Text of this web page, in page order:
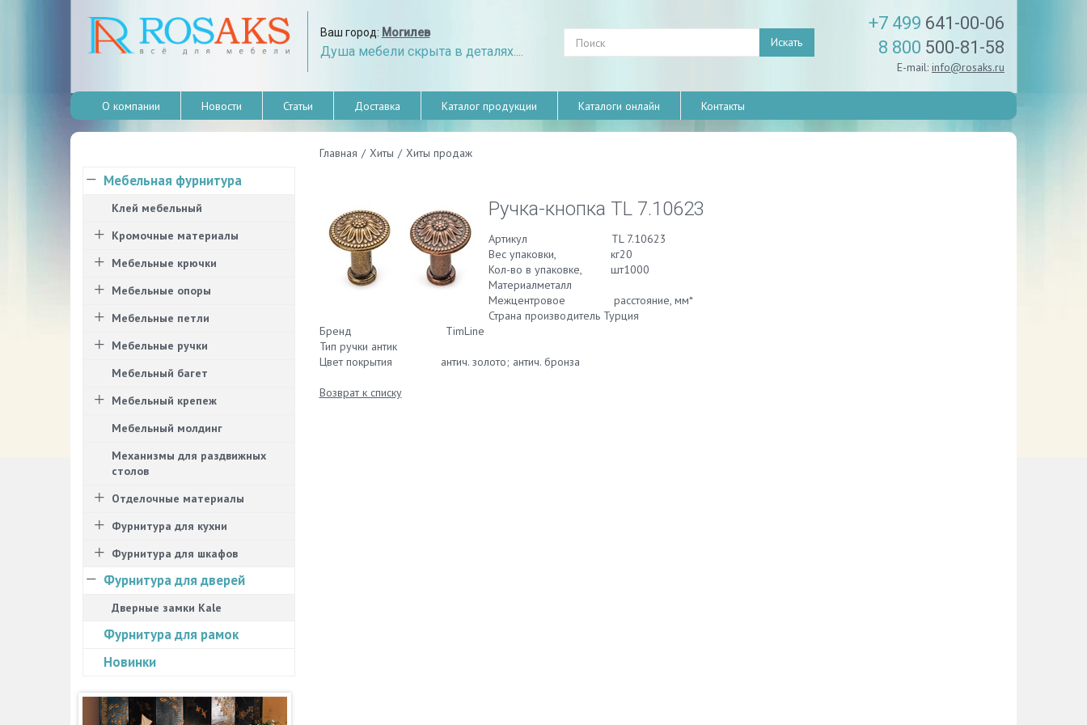
Ваш город: Могилев
Душа мебели скрыта в деталях....
Искать
+7 499 641-00-06
8 800 500-81-58
E-mail: info@rosaks.ru
О компании Новости Статьи Доставка Каталог продукции Каталоги онлайн Контакты
Главная / Хиты / Хиты продаж
Ручка-кнопка TL 7.10623
Артикул TL 7.10623
Вес упаковки, кг20
Кол-во в упаковке, шт1000
Материалметалл
Межцентровое расстояние, мм*
Страна производитель Турция
Бренд TimLine
Тип ручки антик
Цвет покрытия антич. золото; антич. бронза
Возврат к списку
Мебельная фурнитура
Клей мебельный
Кромочные материалы
Мебельные крючки
Мебельные опоры
Мебельные петли
Мебельные ручки
Мебельный багет
Мебельный крепеж
Мебельный молдинг
Механизмы для раздвижных
столов
Отделочные материалы
Фурнитура для кухни
Фурнитура для шкафов
Фурнитура для дверей
Дверные замки Kale
Фурнитура для рамок
Новинки